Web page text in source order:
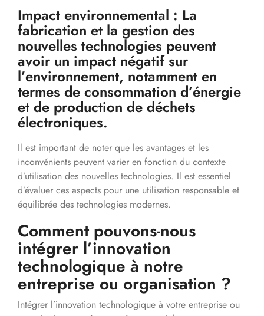
Impact environnemental : La
fabrication et la gestion des
nouvelles technologies peuvent
avoir un impact négatif sur
l’environnement, notamment en
termes de consommation d’énergie
et de production de déchets
électroniques.
Il est important de noter que les avantages et les
inconvénients peuvent varier en fonction du contexte
d’utilisation des nouvelles technologies. Il est essentiel
d’évaluer ces aspects pour une utilisation responsable et
équilibrée des technologies modernes.
Comment pouvons-nous
intégrer l’innovation
technologique à notre
entreprise ou organisation ?
Intégrer l’innovation technologique à votre entreprise ou